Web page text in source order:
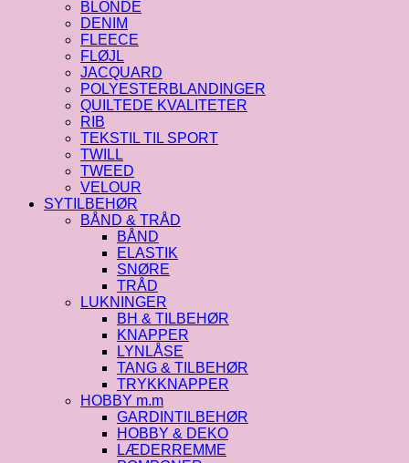
BLONDE
DENIM
FLEECE
FLØJL
JACQUARD
POLYESTERBLANDINGER
QUILTEDE KVALITETER
RIB
TEKSTIL TIL SPORT
TWILL
TWEED
VELOUR
SYTILBEHØR
BÅND & TRÅD
BÅND
ELASTIK
SNØRE
TRÅD
LUKNINGER
BH & TILBEHØR
KNAPPER
LYNLÅSE
TANG & TILBEHØR
TRYKKNAPPER
HOBBY m.m
GARDINTILBEHØR
HOBBY & DEKO
LÆDERREMME